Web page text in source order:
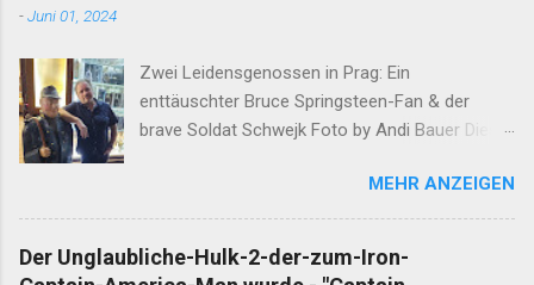
-Juni 01, 2024
Zwei Leidensgenossen in Prag: Ein
enttäuschter Bruce Springsteen-Fan & der
brave Soldat Schwejk Foto by Andi Bauer Dieser
lange abgeschlossen. Unfassbare Ereignisse
innerhalb einer Woche verlangen jedoch eine
neuerliche Öffnung. Ergänzend darf erwähnt
werden, dass Alan am Ende dieser
MEHR ANZEIGEN
Der Unglaubliche-Hulk-2-der-zum-Iron-